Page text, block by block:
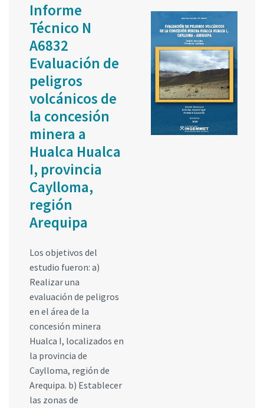
Informe
Técnico N
A6832
Evaluación de
peligros
volcánicos de
la concesión
minera a
Hualca Hualca
I, provincia
Caylloma,
región
Arequipa
Los objetivos del
estudio fueron: a)
Realizar una
evaluación de peligros
en el área de la
concesión minera
Hualca I, localizados en
la provincia de
Caylloma, región de
Arequipa. b) Establecer
las zonas de